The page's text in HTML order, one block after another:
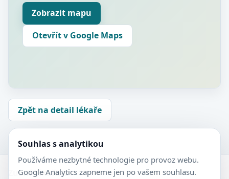
Zobrazit mapu
Otevřít v Google Maps
Zpět na detail lékaře
Zubní-lékaři.cz
Souhlas s analytikou
Používáme nezbytné technologie pro provoz webu.
Google Analytics zapneme jen po vašem souhlasu.